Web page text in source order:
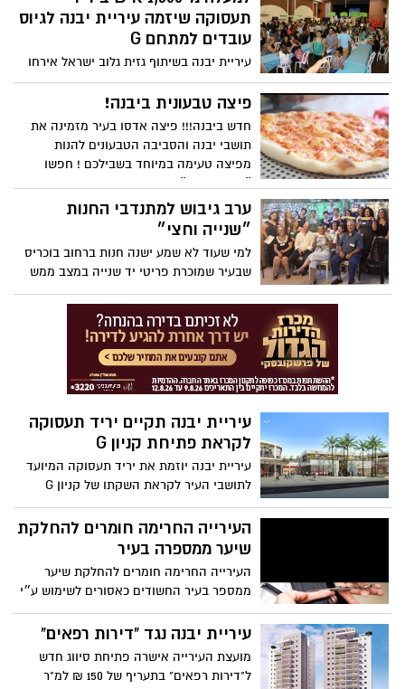
תעסוקה שיזמה עיריית יבנה לגיוס
עובדים למתחם G
עיריית יבנה בשיתוף גזית גלוב ישראל אירחו
הערב (א') למעלה מ-1,500 איש ביריד
התקיים במעמד צבי גוב-ארי, ראש עיריית
יבנה וירון אשל, משנה למנכ"ל גזית גלוב
ישראל.
פיצה טבעונית ביבנה!
חדש ביבנה!!! פיצה אדסו בעיר מזמינה את
תושבי יבנה והסביבה הטבעונים להנות
מפיצה טעימה במיוחד בשבילכם ! חפשו
500-570
ערב גיבוש למתנדבי החנות
״שנייה וחצי״
למי שעוד לא שמע ישנה חנות ברחוב בוכריס
שבעיר שמוכרת פריטי יד שנייה במצב ממש
מצויין במחירים ממש קטנים, אמש התקיים
ערב גיבוש למתנדבי החנות אשר במשך כל
השנה הם דואגים לחנות ועושים עבודה
מדהימה המאפשרת להפיץ את הטוב לכלל
יבנה . המרצה ערן שחר שהגיעה להרצות
בהתנדבות נתן הרצאה על אנרגיות מדהימות
עיריית יבנה תקיים יריד תעסוקה
לקראת פתיחת קניון G
עיריית יבנה יוזמת את יריד תעסוקה המיועד
לתושבי העיר לקראת השקתו של קניון G
יבנה- מתחם קניות בילוי ופנאי ייחודי. הקניון
עתיד להיפתח במהלך חודש אוגוסט בשדרות
ירושלים שבכניסה המערבית לעיר
העירייה החרימה חומרים להחלקת
שיער ממספרה בעיר
העירייה החרימה חומרים להחלקת שיער
ממספר בעיר החשודים כאסורים לשימוש ע״י
משרד הבריאות
עיריית יבנה נגד "דירות רפאים"
מועצת העירייה אישרה פתיחת סיווג חדש
ל"דירות רפאים" בתעריף של 150 ₪ למ"ר